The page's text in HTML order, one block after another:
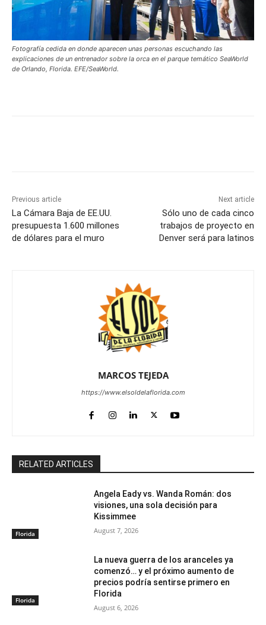
Fotografía cedida en donde aparecen unas personas escuchando las
explicaciones de un entrenador sobre la orca en el parque temático SeaWorld
de Orlando, Florida. EFE/SeaWorld.
Previous article
La Cámara Baja de EE.UU.
presupuesta 1.600 millones
de dólares para el muro
Next article
Sólo uno de cada cinco
trabajos de proyecto en
Denver será para latinos
MARCOS TEJEDA
https://www.elsoldelaflorida.com
RELATED ARTICLES
Florida
Angela Eady vs. Wanda Román: dos
visiones, una sola decisión para
Kissimmee
August 7, 2026
Florida
La nueva guerra de los aranceles ya
comenzó… y el próximo aumento de
precios podría sentirse primero en
Florida
August 6, 2026